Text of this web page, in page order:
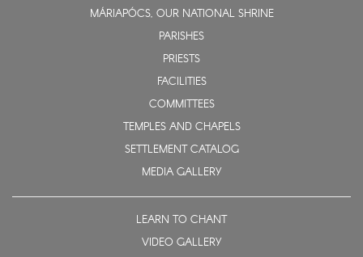
MÁRIAPÓCS, OUR NATIONAL SHRINE
PARISHES
PRIESTS
FACILITIES
COMMITTEES
TEMPLES AND CHAPELS
SETTLEMENT CATALOG
MEDIA GALLERY
LEARN TO CHANT
VIDEO GALLERY